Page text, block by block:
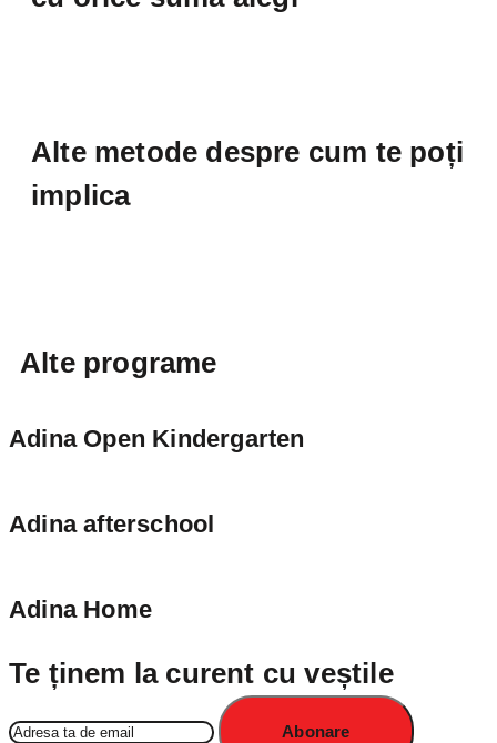
Alte metode despre cum te poți
implica
Alte programe
Adina Open Kindergarten
Adina afterschool
Adina Home
Te ținem la curent cu veștile